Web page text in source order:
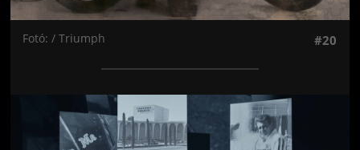
Fotó: / Triumph #20
Jön még kép!